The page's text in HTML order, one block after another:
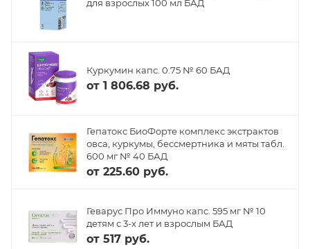
для взрослых 100 мл БАД
Куркумин капс. 0.75 № 60 БАД
от 1 806.68 руб.
Гепатокс БиоФорте комплекс экстрактов
овса, куркумы, бессмертника и мяты табл.
600 мг № 40 БАД
от 225.60 руб.
Геварус Про Иммуно капс. 595 мг № 10
детям с 3-х лет и взрослым БАД
от 517 руб.